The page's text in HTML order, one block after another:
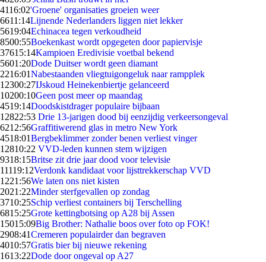
4116:02'Groene' organisaties groeien weer
6611:14Lijnende Nederlanders liggen niet lekker
5619:04Echinacea tegen verkoudheid
8500:55Boekenkast wordt opgegeten door papiervisje
37615:14Kampioen Eredivisie voetbal bekend
5601:20Dode Duitser wordt geen diamant
2216:01Nabestaanden vliegtuigongeluk naar rampplek
12300:27IJskoud Heinekenbiertje gelanceerd
10200:10Geen post meer op maandag
4519:14Doodskistdrager populaire bijbaan
12822:53 Drie 13-jarigen dood bij eenzijdig verkeersongeval
6212:56Graffitiwerend glas in metro New York
4518:01Bergbeklimmer zonder benen verliest vinger
12810:22 VVD-leden kunnen stem wijzigen
9318:15Britse zit drie jaar dood voor televisie
11119:12Verdonk kandidaat voor lijsttrekkerschap VVD
1221:56We laten ons niet kisten
2021:22Minder sterfgevallen op zondag
3710:25Schip verliest containers bij Terschelling
6815:25Grote kettingbotsing op A28 bij Assen
15015:09Big Brother: Nathalie boos over foto op FOK!
2908:41Cremeren populairder dan begraven
4010:57Gratis bier bij nieuwe rekening
1613:22Dode door ongeval op A27